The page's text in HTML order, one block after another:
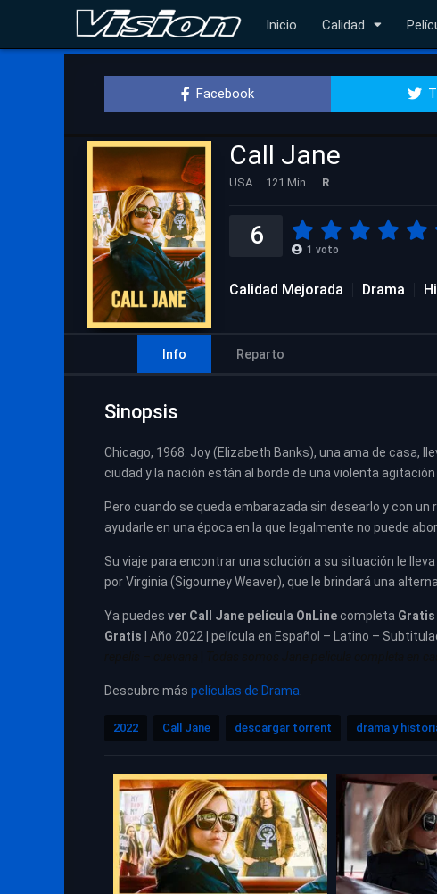
Inicio Calidad
Facebook
Call Jane
USA 121 Min. R
6 1 voto
Calidad Mejorada Drama
Info Reparto
Sinopsis
Chicago, 1968. Joy (Elizabeth Banks), una ama de casa,
ciudad y la nación están al borde de una violenta agitación
Pero cuando se queda embarazada sin desearlo y con
ayudarle en una época en la que legalmente no puede
Su viaje para encontrar una solución a su situación le
por Virginia (Sigourney Weaver), que le brindará una
Ya puedes ver Call Jane película OnLinecompleta Gratis
Gratis | Año 2022 | película en Español – Latino –
Descubre más películas de Drama
2022 Call Jane descargar torrent drama y